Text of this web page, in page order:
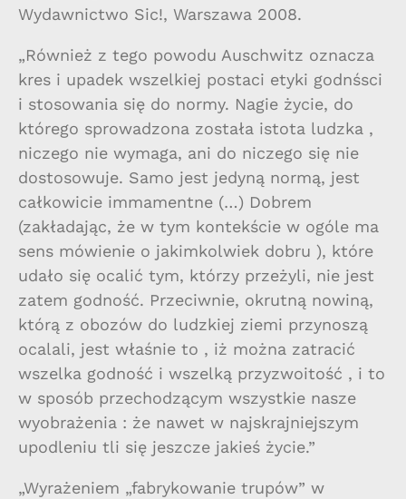
Wydawnictwo Sic!, Warszawa 2008.
„Również z tego powodu Auschwitz oznacza
kres i upadek wszelkiej postaci etyki godnśsci
i stosowania się do normy. Nagie życie, do
którego sprowadzona została istota ludzka ,
niczego nie wymaga, ani do niczego się nie
dostosowuje. Samo jest jedyną normą, jest
całkowicie immamentne (…) Dobrem
(zakładając, że w tym kontekście w ogóle ma
sens mówienie o jakimkolwiek dobru ), które
udało się ocalić tym, którzy przeżyli, nie jest
zatem godność. Przeciwnie, okrutną nowiną,
którą z obozów do ludzkiej ziemi przynoszą
ocalali, jest właśnie to , iż można zatracić
wszelka godność i wszelką przyzwoitość , i to
w sposób przechodzącym wszystkie nasze
wyobrażenia : że nawet w najskrajniejszym
upodleniu tli się jeszcze jakieś życie.”
„Wyrażeniem „fabrykowanie trupów” w